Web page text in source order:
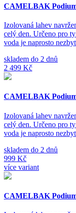
CAMELBAK
Izolovaná lahev
celý den. Určeno pro
voda je naprosto
skladem do 2 dnů
2 499 Kč
CAMELBAK Podium
Izolovaná lahev
celý den. Určeno pro
voda je naprosto
skladem do 2 dnů
999 Kč
více variant
CAMELBAK Podium